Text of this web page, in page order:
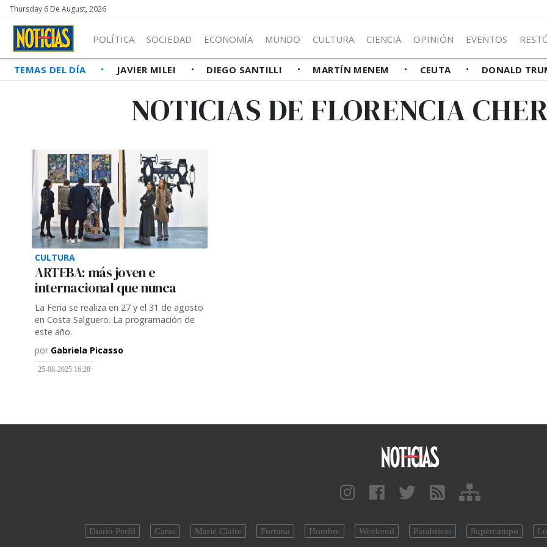
Thursday 6 De August, 2026
POLÍTICA SOCIEDAD ECONOMÍA MUNDO CULTURA CIENCIA OPINIÓN EVENTOS
TEMAS DEL DÍA JAVIER MILEI DIEGO SANTILLI MARTÍN MENEM CEUTA DONALD
NOTICIAS DE FLORENCIA
CULTURA
ARTEBA: más joven e
internacional que nunca
La Feria se realiza en 27 y el 31 de agosto
en Costa Salguero. La programación de
este año.
por Gabriela Picasso
25-08-2025 16:28
Diario Perfil Caras Marie Claire Fortuna Hombre Weekend Parabrisas Supercampo